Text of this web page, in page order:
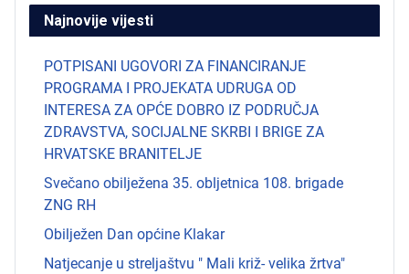
Najnovije vijesti
POTPISANI UGOVORI ZA FINANCIRANJE
PROGRAMA I PROJEKATA UDRUGA OD
INTERESA ZA OPĆE DOBRO IZ PODRUČJA
ZDRAVSTVA, SOCIJALNE SKRBI I BRIGE ZA
HRVATSKE BRANITELJE
Svečano obilježena 35. obljetnica 108. brigade
ZNG RH
Obilježen Dan općine Klakar
Natjecanje u streljaštvu " Mali križ- velika žrtva"